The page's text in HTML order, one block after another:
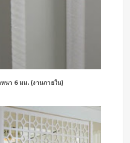
นา 6 มม. (งานภายใน)